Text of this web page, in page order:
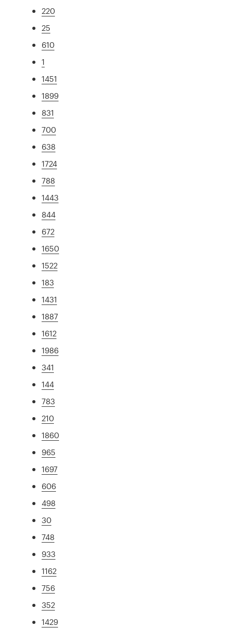
220
25
610
1
1451
1899
831
700
638
1724
788
1443
844
672
1650
1522
183
1431
1887
1612
1986
341
144
783
210
1860
965
1697
606
498
30
748
933
1162
756
352
1429